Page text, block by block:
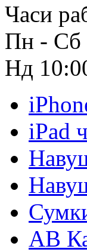
Часи
Пн - Сб
Нд
iPad
АВ